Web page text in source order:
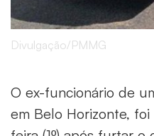
Divulgação/PMMG
O ex-funcionário de
em Belo Horizonte,